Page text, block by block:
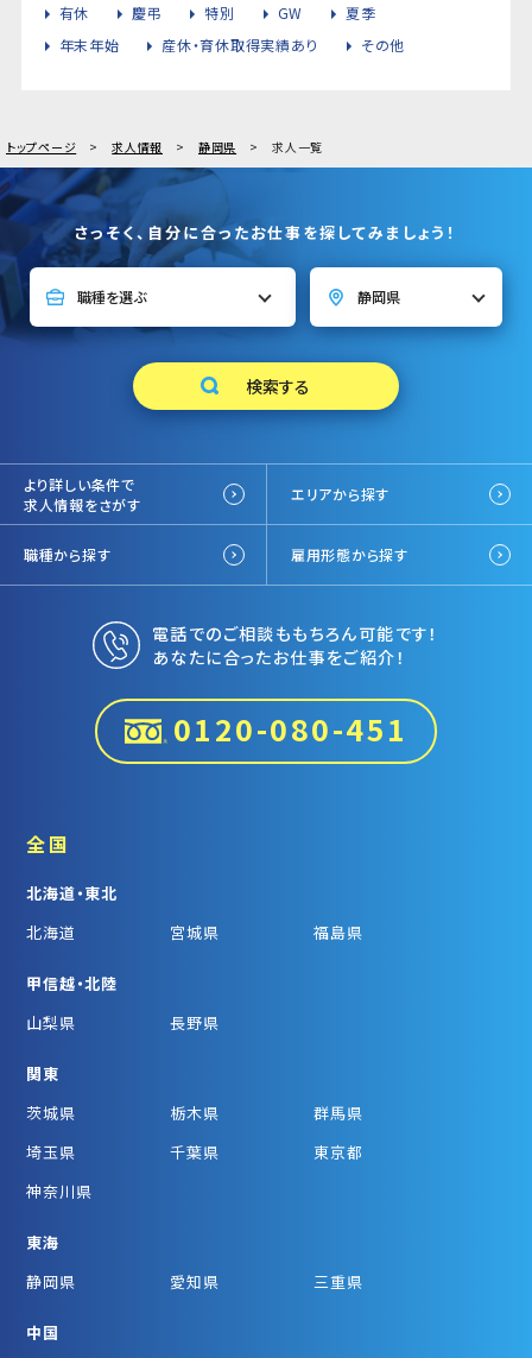
有休
慶弔 特別 GW
夏季
年末年始
産休・育休取得実績あり その他
トップページ 求人情報 静岡県 求人一覧
さっそく、自分に合ったお仕事を探してみましょう！
より詳しい条件で
求人情報をさがす
エリアから探す
職種から探す 雇用形態から探す
電話でのご相談ももちろん可能です！
あなたに合ったお仕事をご紹介！
0120-080-451
全国
北海道・東北
北海道
宮城県 福島県
甲信越・北陸
山梨県
長野県
関東
茨城県
栃木県
群馬県
埼玉県
千葉県
東京都
神奈川県
東海
静岡県
愛知県 三重県
中国